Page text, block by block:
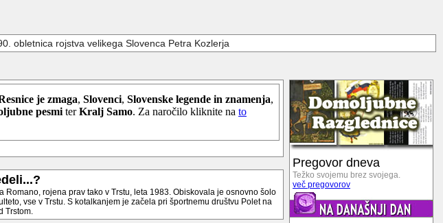
obletnica rojstva velikega Slovenca Petra Kozlerja
je zmaga, Slovenci, Slovenske legende in znamenja,
pesmi terKralj Samo. Za naročilo kliknite na to
rojena prav tako v Trstu, leta 1983. Obiskovala je osnovno šolo
vse v Trstu. S kotalkanjem je začela pri športnemu društvu Polet na
Trstom.
Pregovor dneva
Težko svojemu brez svojega.
več pregovorov